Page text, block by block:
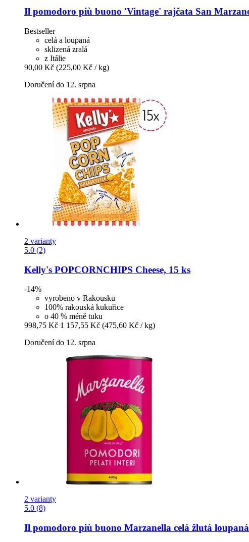
Il pomodoro più buono 'Vintage' rajčata San
Bestseller
celá a loupaná
sklizená zralá
z Itálie
90,00 Kč (225,00 Kč / kg)
Doručení do 12. srpna
2 varianty
5.0 (2)
Kelly's POPCORNCHIPS Cheese, 15 ks
-14%
vyrobeno v Rakousku
100% rakouská kukuřice
o 40 % méně tuku
998,75 Kč 1 157,55 Kč (475,60 Kč / kg)
Doručení do 12. srpna
2 varianty
5.0 (8)
Il pomodoro più buono Marzanella celá žlutá